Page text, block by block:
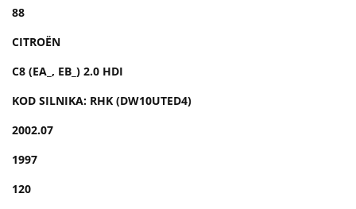
88
CITROËN
C8 (EA_, EB_) 2.0 HDI
KOD SILNIKA: RHK (DW10UTED4)
2002.07
1997
120